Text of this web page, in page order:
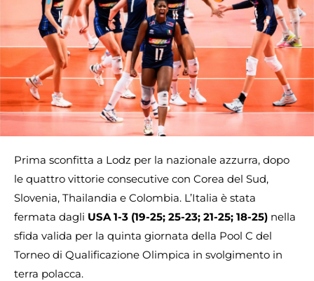
Prima sconfitta a Lodz per la nazionale azzurra, dopo
le quattro vittorie consecutive con Corea del Sud,
Slovenia, Thailandia e Colombia. L’Italia è stata
fermata dagli USA 1-3 (19-25; 25-23; 21-25; 18-25) nella
sfida valida per la quinta giornata della Pool C del
Torneo di Qualificazione Olimpica in svolgimento in
terra polacca.